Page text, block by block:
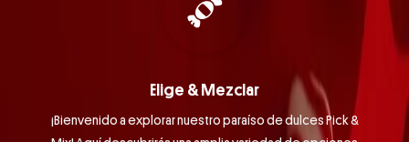
Elige & Mezclar
¡Bienvenido a explorar nuestro paraíso de dulces Pick &